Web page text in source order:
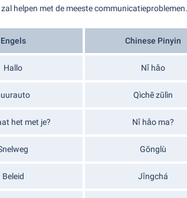
helpen met de meeste communicatieproblemen.
Engels Chinese Pinyin
Hallo Nǐ hǎo
Qìchē zūlìn
het met je? Nǐ hǎo ma?
Gōnglù
Beleid Jǐngchá